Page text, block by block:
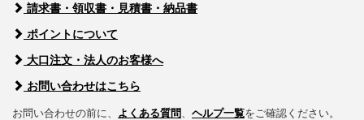
請求書・領収書・見積書・納品書
ポイントについて
大口注文・法人のお客様へ
お問い合わせはこちら
お問い合わせの前に、 よくある質問 ヘルプ一覧をご確認ください。